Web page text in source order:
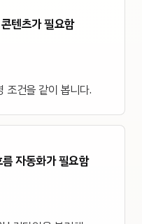
텐츠가 필요함
조건을 같이 봅니다.
자동화가 필요함